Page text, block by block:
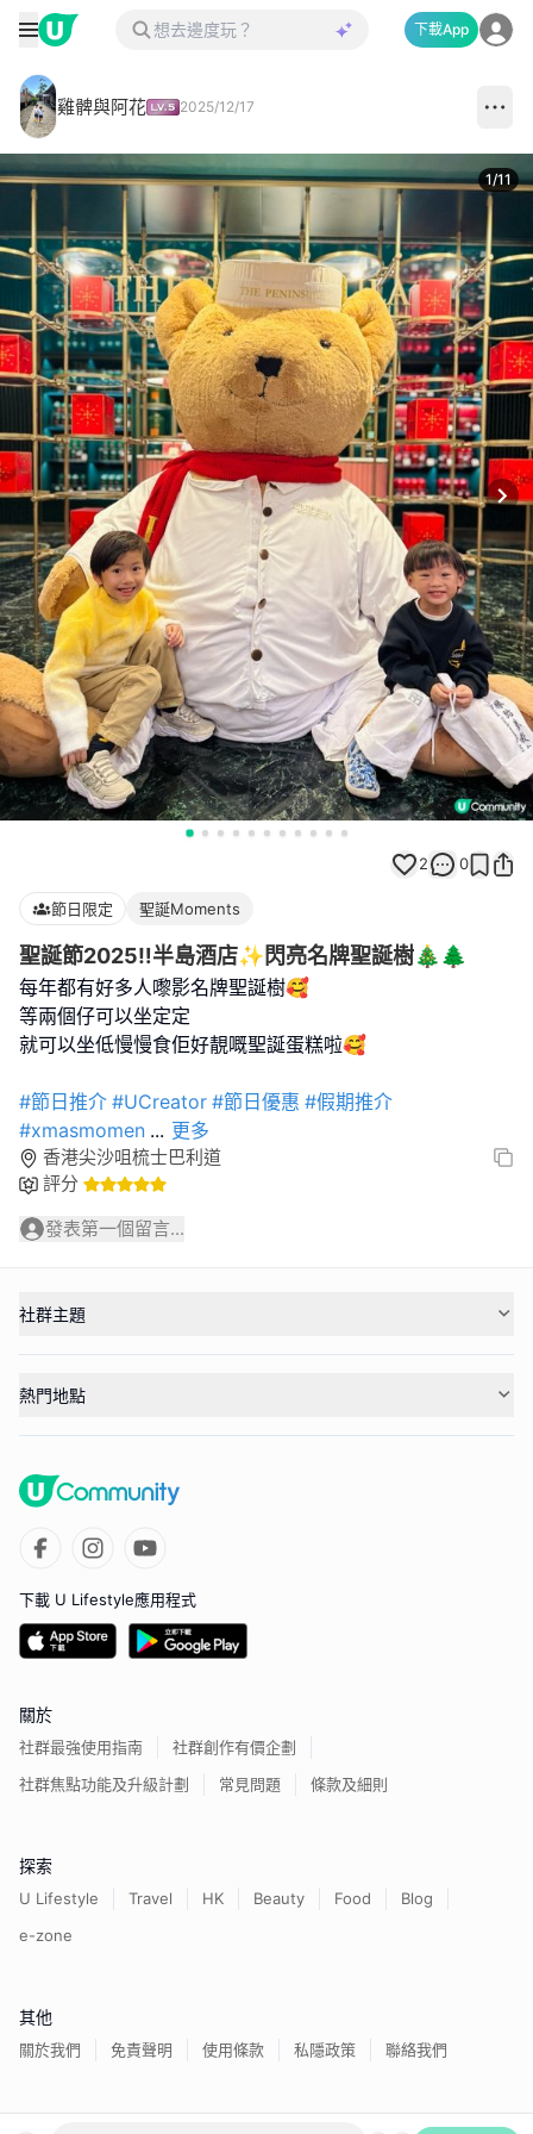
下載App
雞髀與阿花 2025/12/17
1/11
2 0
節日限定 聖誕Moments
聖誕節2025‼️半島酒店✨閃亮名牌聖誕樹🎄🌲
每年都有好多人嚟影名牌聖誕樹🥰
等兩個仔可以坐定定
就可以坐低慢慢食佢好靚嘅聖誕蛋糕啦🥰
#節日推介 #UCreator #節日優惠 #假期推介
#xmasmomen ... 更多
香港尖沙咀梳士巴利道
評分
發表第一個留言...
社群主題
熱門地點
下載 U Lifestyle應用程式
關於
社群最強使用指南
社群創作有價企劃
社群焦點功能及升級計劃
常見問題 條款及細則
探索
U Lifestyle Travel HK Beauty Food
Blog
e-zone
其他
關於我們 免責聲明 使用條款 私隱政策 聯絡我們